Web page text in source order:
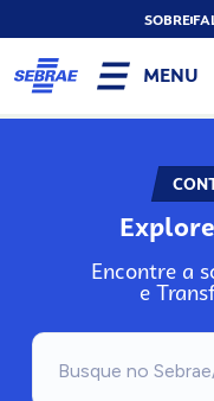
SOBRE
MENU
Explore
Encontre a
e